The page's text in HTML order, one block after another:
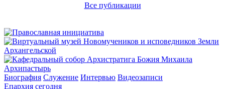
Все публикации
Архипастырь
Биография Служение Интервью Видеозаписи
Епархия сегодня